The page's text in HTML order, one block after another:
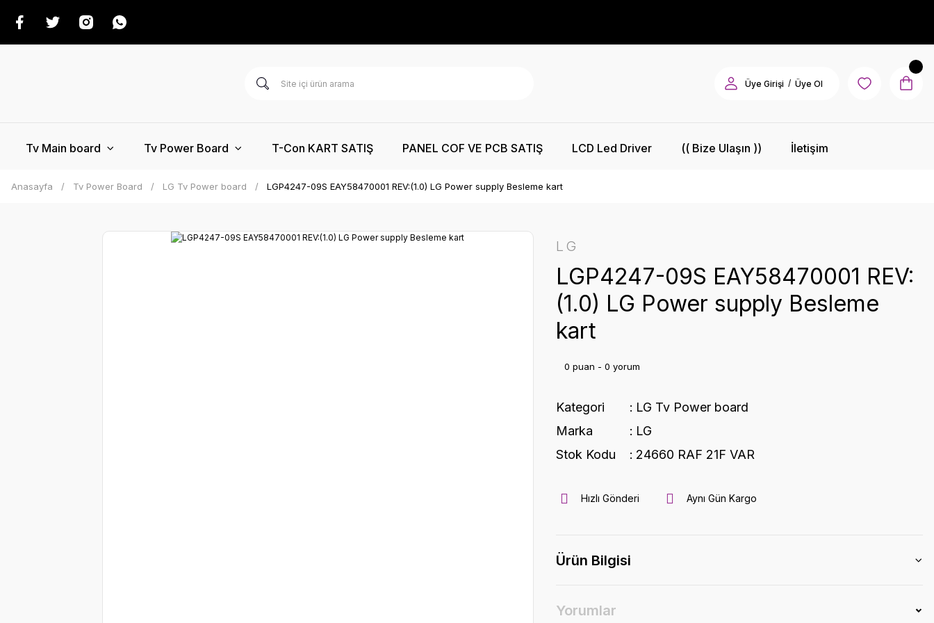
Üye Girişi / Üye Ol
Tv Main board Tv Power Board T-Con KART SATIŞ PANEL COF VE PCB SATIŞ LCD Led Driver (( Bize Ulaşın )) İletişim
Anasayfa Tv Power Board LG Tv Power board LGP4247-09S EAY58470001 REV:(1.0) LG Power supply Besleme kart
LG
LGP4247-09S EAY58470001 REV:
(1.0) LG Power supply Besleme
kart
0 puan - 0 yorum
Kategori
LG Tv Power board
Marka
LG
Stok Kodu
24660 RAF 21F VAR
Hızlı Gönderi Aynı Gün Kargo
Ürün Bilgisi
Yorumlar